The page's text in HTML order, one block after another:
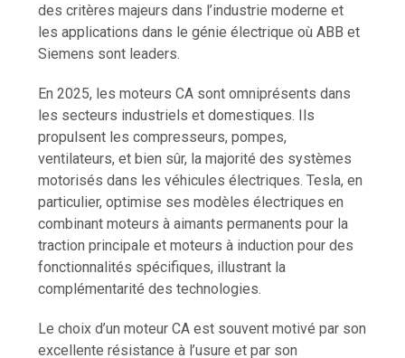
des critères majeurs dans l’industrie moderne et
les applications dans le génie électrique où ABB et
Siemens sont leaders.
En 2025, les moteurs CA sont omniprésents dans
les secteurs industriels et domestiques. Ils
propulsent les compresseurs, pompes,
ventilateurs, et bien sûr, la majorité des systèmes
motorisés dans les véhicules électriques. Tesla, en
particulier, optimise ses modèles électriques en
combinant moteurs à aimants permanents pour la
traction principale et moteurs à induction pour des
fonctionnalités spécifiques, illustrant la
complémentarité des technologies.
Le choix d’un moteur CA est souvent motivé par son
excellente résistance à l’usure et par son